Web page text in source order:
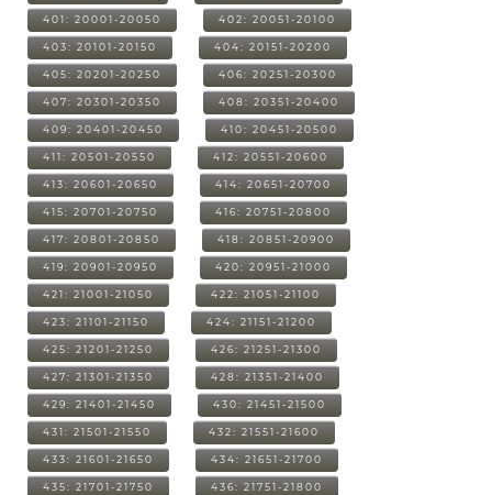
401: 20001-20050 402: 20051-20100
403: 20101-20150 404: 20151-20200
405: 20201-20250 406: 20251-20300
407: 20301-20350 408: 20351-20400
409: 20401-20450 410: 20451-20500
411: 20501-20550 412: 20551-20600
413: 20601-20650 414: 20651-20700
415: 20701-20750 416: 20751-20800
417: 20801-20850 418: 20851-20900
419: 20901-20950 420: 20951-21000
421: 21001-21050 422: 21051-21100
423: 21101-21150 424: 21151-21200
425: 21201-21250 426: 21251-21300
427: 21301-21350 428: 21351-21400
429: 21401-21450 430: 21451-21500
431: 21501-21550 432: 21551-21600
433: 21601-21650 434: 21651-21700
435: 21701-21750 436: 21751-21800